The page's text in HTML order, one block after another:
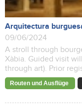
Arquitectura
09/06/2024
A stroll through
Xàbia. Guided visit
through art). Prior
Routen und Ausflüge